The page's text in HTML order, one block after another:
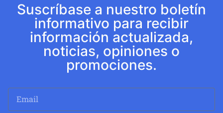
Suscríbase a nuestro boletín
informativo para recibir
información actualizada,
noticias, opiniones o
promociones.